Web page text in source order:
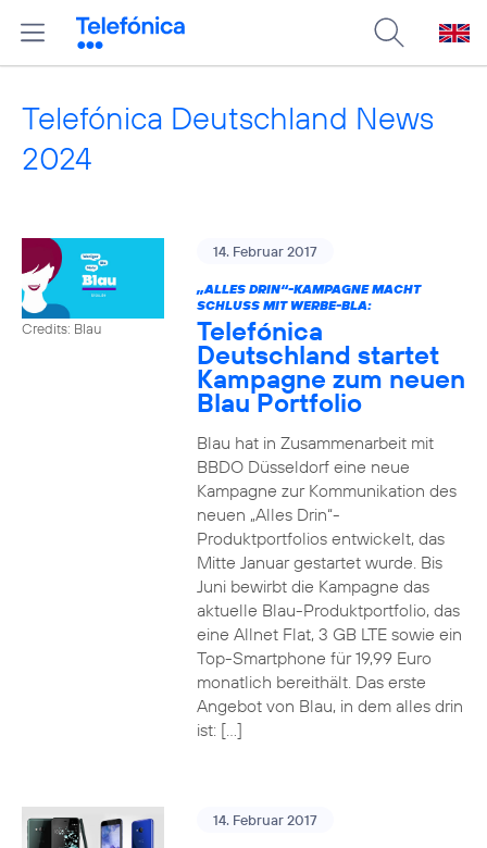
Telefónica Deutschland News
2024
Credits: Blau
14. Februar 2017
„ALLES DRIN“-KAMPAGNE MACHT
SCHLUSS MIT WERBE-BLA:
Telefónica
Deutschland startet
Kampagne zum neuen
Blau Portfolio
Blau hat in Zusammenarbeit mit
BBDO Düsseldorf eine neue
Kampagne zur Kommunikation des
neuen „Alles Drin“-
Produktportfolios entwickelt, das
Mitte Januar gestartet wurde. Bis
Juni bewirbt die Kampagne das
aktuelle Blau-Produktportfolio, das
eine Allnet Flat, 3 GB LTE sowie ein
Top-Smartphone für 19,99 Euro
monatlich bereithält. Das erste
Angebot von Blau, in dem alles drin
ist: […]
14. Februar 2017